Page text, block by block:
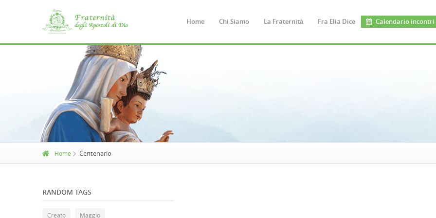
Home Chi Siamo La Fraternità Fra Elia Dice Calendario incontri
Home Centenario
RANDOM TAGS
Creato Maggio